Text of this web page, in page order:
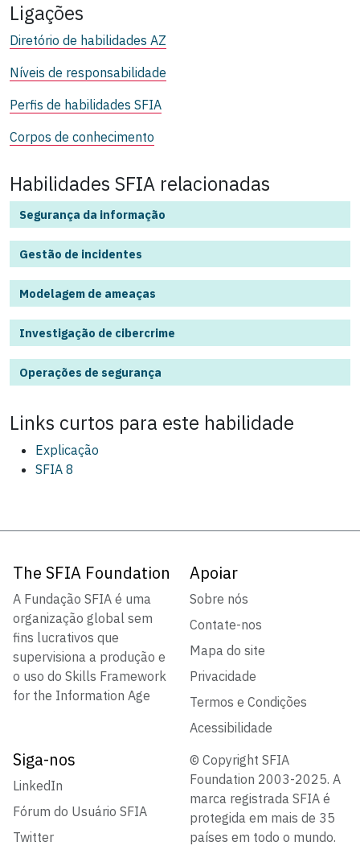
Ligações
Diretório de habilidades AZ
Níveis de responsabilidade
Perfis de habilidades SFIA
Corpos de conhecimento
Habilidades SFIA relacionadas
Segurança da informação
Gestão de incidentes
Modelagem de ameaças
Investigação de cibercrime
Operações de segurança
Links curtos para este habilidade
Explicação
SFIA 8
The SFIA Foundation
A Fundação SFIA é uma
organização global sem
fins lucrativos que
supervisiona a produção e
o uso do Skills Framework
for the Information Age
Apoiar
Sobre nós
Contate-nos
Mapa do site
Privacidade
Termos e Condições
Acessibilidade
Siga-nos
LinkedIn
Fórum do Usuário SFIA
Twitter
© Copyright SFIA
Foundation 2003-2025. A
marca registrada SFIA é
protegida em mais de 35
países em todo o mundo.